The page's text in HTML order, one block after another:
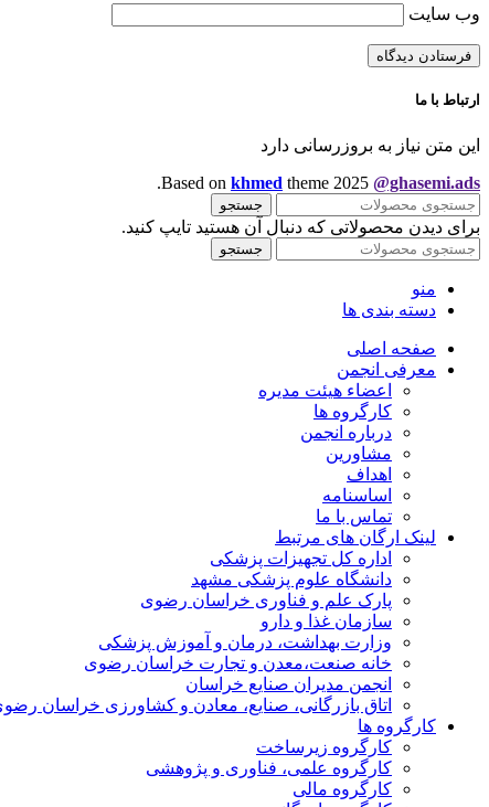
وب‌ سایت
ارتباط با ما
این متن نیاز به بروزرسانی دارد
Based on khmed theme 2025 @ghasemi.ads
.
جستجو
برای دیدن محصولاتی که دنبال آن هستید تایپ کنید.
جستجو
منو
دسته بندی ها
صفحه اصلی
معرفی انجمن
اعضاء هیئت مدیره
کارگروه ها
درباره انجمن
مشاورین
اهداف
اساسنامه
تماس با ما
لینک ارگان های مرتبط
اداره کل تجهیزات پزشکی
دانشگاه علوم پزشکی مشهد
پارک علم و فناوری خراسان رضوی
سازمان غذا و دارو
وزارت بهداشت، درمان و آموزش پزشکی
خانه صنعت،معدن و تجارت خراسان رضوی
انجمن مدیران صنایع خراسان
اتاق بازرگانی، صنایع، معادن و کشاورزی خراسان
کارگروه ها
کارگروه زیرساخت
کارگروه علمی، فناوری و پژوهشی
کارگروه مالی